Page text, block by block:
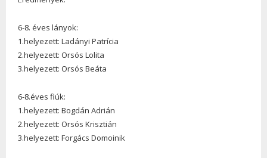
6-8. éves lányok:
1.helyezett: Ladányi Patrícia
2.helyezett: Orsós Lolita
3.helyezett: Orsós Beáta
6-8.éves fiúk:
1.helyezett: Bogdán Adrián
2.helyezett: Orsós Krisztián
3.helyezett: Forgács Domoinik